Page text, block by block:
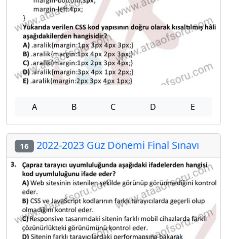
A B C D E
16 2022-2023 Güz Dönemi Final Sınavı